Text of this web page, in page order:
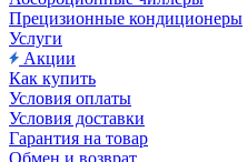
Прецизионные кондиционеры
Услуги
Акции
Как купить
Условия оплаты
Условия доставки
Гарантия на товар
Обмен и возврат